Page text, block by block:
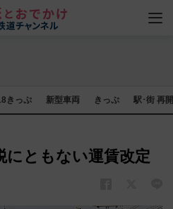
きっぷ 新型車両 きっぷ 駅･街 再
にともない運賃改定